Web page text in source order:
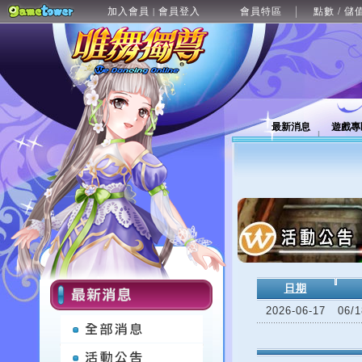
加入會員 | 會員登入 會員特區 點數 / 儲
最新消息 遊戲
日期
2026-06-17
06/